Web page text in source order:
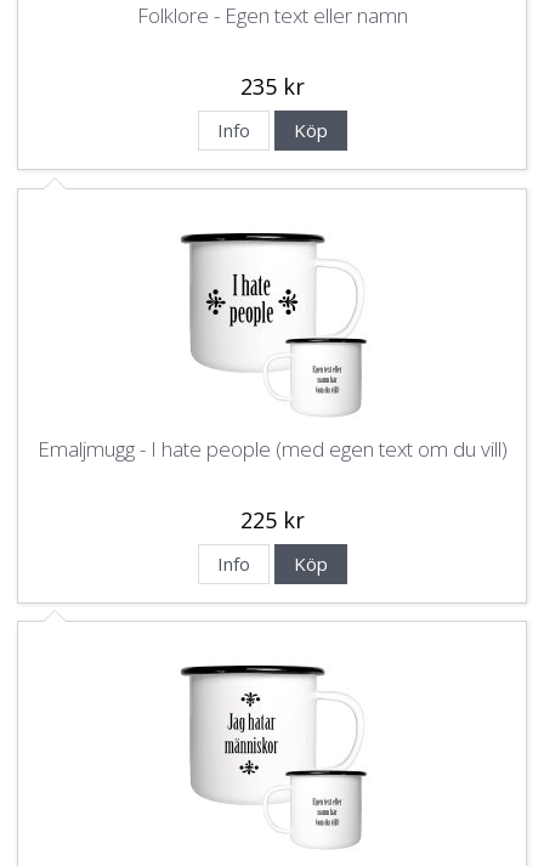
Folklore - Egen text eller namn
235 kr
Info Köp
Emaljmugg - I hate people (med egen text om du vill)
225 kr
Info Köp